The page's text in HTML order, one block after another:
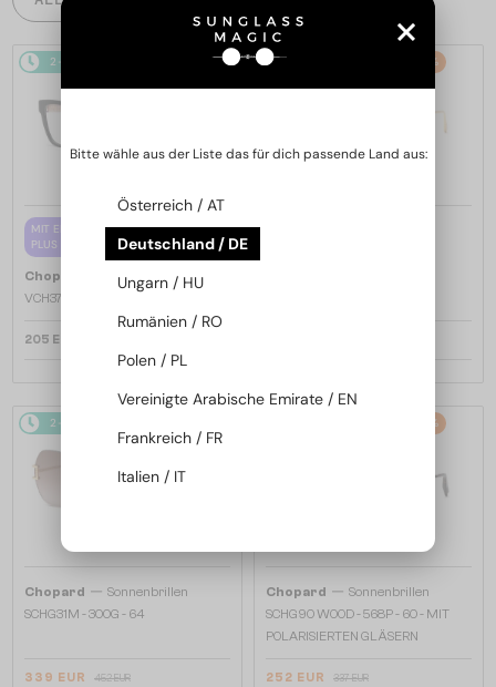
2-4 WERKTAGE
MIT EINER EINSTÄRKENGLASLINSE
PLUS 65 EUR
Chopard
Brillenfassungen
VCH379 - 0BLK - 54
205 EUR
-25%
2-4 WERKTAGE
Chopard — Sonnenbrillen
SCHG31M - 300G - 64
339 EUR 452 EUR
-25%
Chopard — Sonnenbrillen
SCHG90 WOOD - 568P - 60 - MIT
POLARISIERTEN GLÄSERN
252 EUR 337 EUR
Bitte wähle aus der Liste das für dich passende Land aus:
Österreich / AT
Deutschland / DE
Ungarn / HU
Rumänien / RO
Polen / PL
Vereinigte Arabische Emirate / EN
Frankreich / FR
Italien / IT